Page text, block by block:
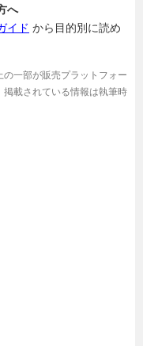
へ
イド から目的別に読め
一部が販売プラットフォー
掲載されている情報は執筆時